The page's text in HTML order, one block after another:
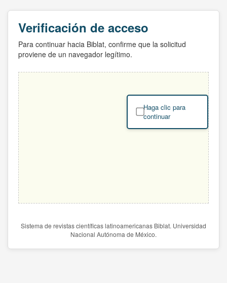
Verificación de acceso
Para continuar hacia Biblat, confirme que la solicitud
proviene de un navegador legítimo.
Haga clic para
continuar
Sistema de revistas científicas latinoamericanas Biblat. Universidad
Nacional Autónoma de México.